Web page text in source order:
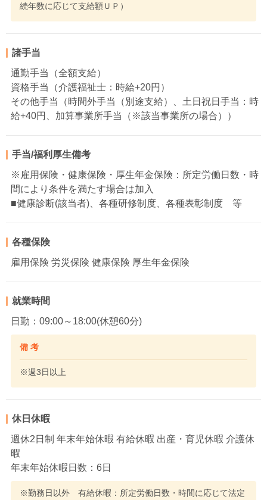
続年数に応じて支給額ＵＰ）
諸手当
通勤手当（全額支給）
資格手当（介護福祉士：時給+20円）
その他手当（時間外手当（別途支給）、土日祝日手当：時
給+40円、加算事業所手当（※該当事業所の場合））
手当/福利厚生備考
※雇用保険・健康保険・厚生年金保険：所定労働日数・時
間により条件を満たす場合は加入
■健康診断(該当者)、各種研修制度、各種表彰制度 等
各種保険
雇用保険 労災保険 健康保険 厚生年金保険
就業時間
日勤：09:00～18:00(休憩60分)
備 考
※週3日以上
休日休暇
週休2日制 年末年始休暇 有給休暇 出産・育児休暇 介護休
暇
年末年始休暇日数：6日
※勤務日以外 有給休暇：所定労働日数・時間に応じて法定